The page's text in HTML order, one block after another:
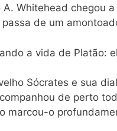
Whitehead chegou
de um
a vida de Platão:
Sócrates e sua
de perto
marcou-o